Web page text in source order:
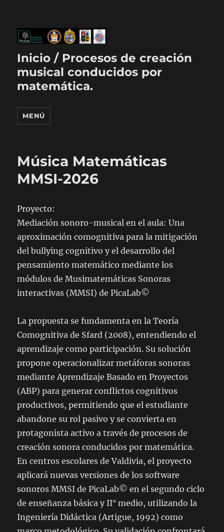
Inicio / Procesos de creación
musical conducidos por
matemática.
MENÚ
Música Matemáticas
MMSI-2026
Proyecto:
Mediación sonoro-musical en el aula: Una
aproximación comognitiva para la mitigación
del bullying cognitivo y el desarrollo del
pensamiento matemático mediante los
módulos de Musimatemáticas Sonoras
interactivas (MMSI) de PicaLab©
La propuesta se fundamenta en la Teoría
Comognitiva de Sfard (2008), entendiendo el
aprendizaje como participación. Su solución
propone operacionalizar metáforas sonoras
mediante Aprendizaje Basado en Proyectos
(ABP) para generar conflictos cognitivos
productivos, permitiendo que el estudiante
abandone su rol pasivo y se convierta en
protagonista activo a través de procesos de
creación sonora conducidos por matemática.
En centros escolares de Valdivia, el proyecto
aplicará nuevas versiones de los software
sonoros MMSI de PicaLab© en el segundo ciclo
de enseñanza básica y II° medio, utilizando la
Ingeniería Didáctica (Artigue, 1992) como